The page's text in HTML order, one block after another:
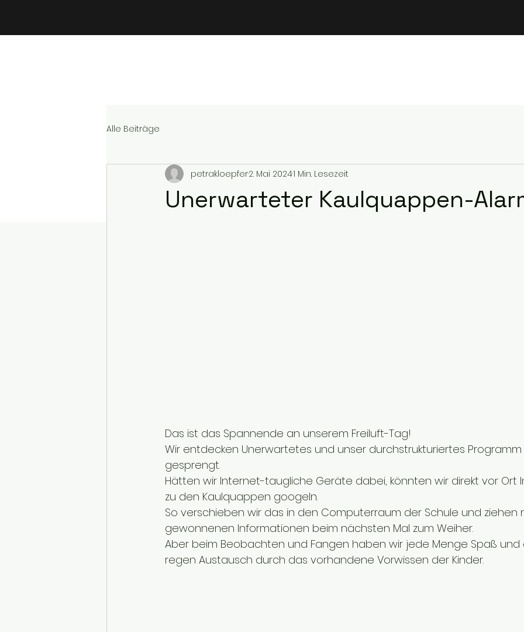
Alle Beiträge
Unerwarteter Kaulquappen-
petrakloepfer2. Mai 20241 Min. Lesezeit
Das ist das Spannende an unserem Freiluft-Tag!
Wir entdecken Unerwartetes und unser durchstrukturiertes
gesprengt.
Hätten wir Internet-taugliche Geräte dabei, könnten wir direkt vor
zu den Kaulquappen googeln.
So verschieben wir das in den Computerraum der Schule und
gewonnenen Informationen beim nächsten Mal zum Weiher.
Aber beim Beobachten und Fangen haben wir jede Menge Spaß
regen Austausch durch das vorhandene Vorwissen der Kinder.